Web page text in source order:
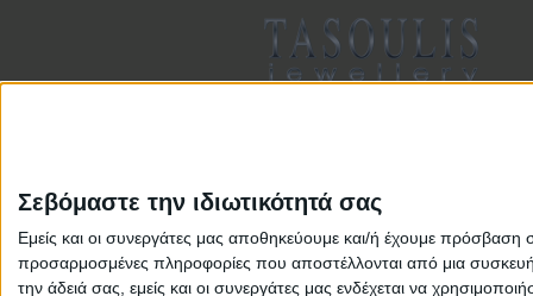
Σεβόμαστε την ιδιωτικότητά σας
Εμείς και οι συνεργάτες μας αποθηκεύουμε και/ή έχουμε
προσαρμοσμένες πληροφορίες που αποστέλλονται από μια συσκευή
την άδειά σας, εμείς και οι συνεργάτες μας ενδέχεται να
Αρ. Γ.Ε.ΜΗ: 118516601000